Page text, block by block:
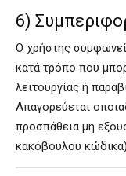
6)
Ο χρήστης συμφωνεί
κατά τρόπο που
λειτουργίας ή
Απαγορεύεται
προσπάθεια μη
κακόβουλου